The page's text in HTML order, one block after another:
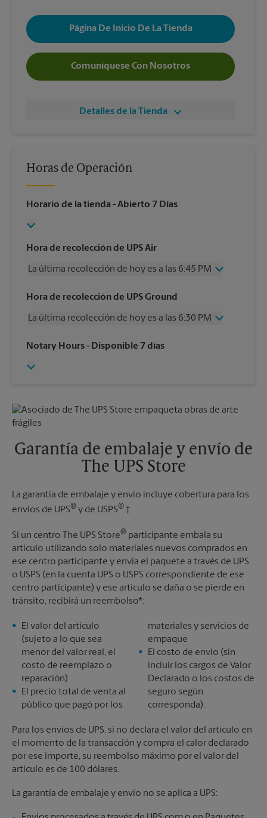
Página De Inicio De La Tienda
Comuníquese Con Nosotros
Detalles de la Tienda
Horas de Operación
Horario de la tienda - Abierto 7 Días
Hora de recolección de UPS Air
La última recolección de hoy es a las 6:45 PM
Miércoles
6:45 PM
Viernes
6:45 PM
Domingo
Sin Recolección
Hora de recolección de UPS Ground
La última recolección de hoy es a las 6:30 PM
Miércoles
6:30 PM
Viernes
Lunes
6:30 PM
Martes
Notary Hours- Disponible 7 días
Garantía de embalaje y envío de
The UPS Store
La garantía de embalaje y envío incluye cobertura para los
envíos de UPS® y de USPS®.†
Si un centro The UPS Store® participante embala su
artículo utilizando solo materiales nuevos comprados en
ese centro participante y envía el paquete a través de UPS
o USPS (en la cuenta UPS o USPS correspondiente de ese
centro participante) y ese artículo se daña o se pierde en
tránsito, recibirá un reembolso*:
El valor del artículo
(sujeto a lo que sea
menor del valor real, el
costo de reemplazo o
reparación)
El precio total de venta al
público que pagó por los
materiales y servicios de
empaque
El costo de envío (sin
incluir los cargos de Valor
Declarado o los costos de
seguro según
corresponda).
Para los envíos de UPS, si no declara el valor del artículo en
el momento de la transacción y compra el calor declarado
por ese importe, su reembolso máximo por el valor del
artículo es de 100 dólares.
La garantía de embalaje y envío no se aplica a UPS: